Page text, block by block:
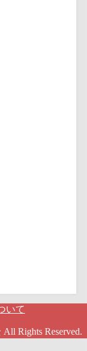
いて
Rights Reserved.